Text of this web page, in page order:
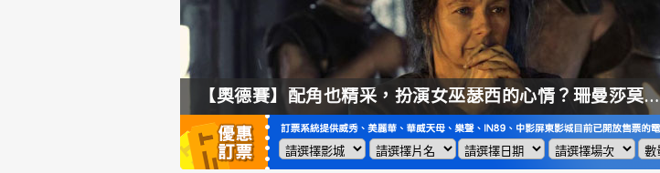
【奧德賽】配角也精采，扮演女巫瑟西的心情？珊曼莎莫頓：「感覺就像重生」